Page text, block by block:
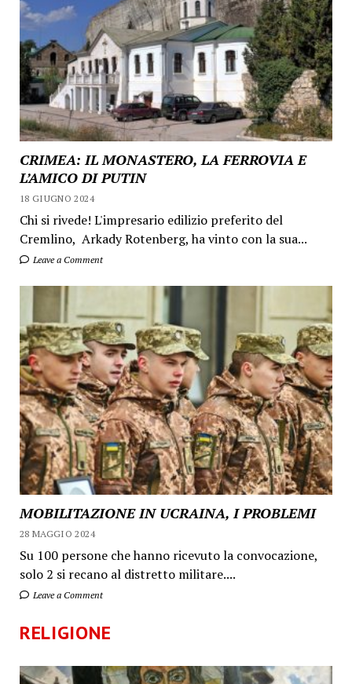
CRIMEA: IL MONASTERO, LA FERROVIA E
L’AMICO DI PUTIN
18 GIUGNO 2024
Chi si rivede! L'impresario edilizio preferito del
Cremlino, Arkady Rotenberg, ha vinto con la sua...
Leave a Comment
MOBILITAZIONE IN UCRAINA, I PROBLEMI
28 MAGGIO 2024
Su 100 persone che hanno ricevuto la convocazione,
solo 2 si recano al distretto militare....
Leave a Comment
RELIGIONE